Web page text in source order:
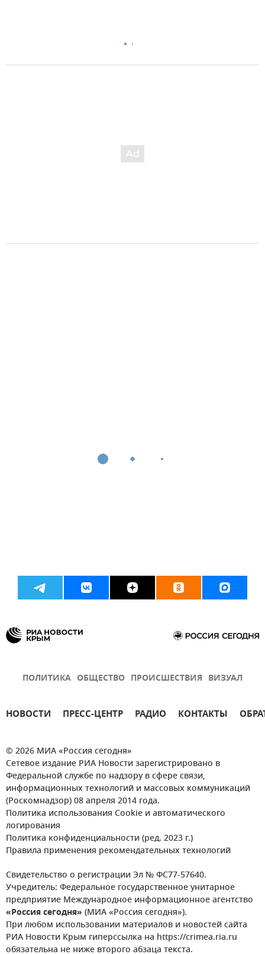
ПОЛИТИКА ОБЩЕСТВО ПРОИСШЕСТВИЯ ВИЗУАЛ
НОВОСТИ ПРЕСС-ЦЕНТР РАДИО КОНТАКТЫ
© 2026 МИА «Россия сегодня»
Сетевое издание РИА Новости зарегистрировано в
Федеральной службе по надзору в сфере связи,
информационных технологий и массовых коммуникаций
(Роскомнадзор) 08 апреля 2014 года.
Политика использования Cookie и автоматического
логирования
Политика конфиденциальности (ред. 2023 г.)
Правила применения рекомендательных технологий
Свидетельство о регистрации Эл № ФС77-57640.
Учредитель: Федеральное государственное унитарное
предприятие Международное информационное агентство
«Россия сегодня» (МИА «Россия сегодня»).
При любом использовании материалов и новостей сайта
РИА Новости Крым гиперссылка на https://crimea.ria.ru
обязательна не ниже второго абзаца текста.